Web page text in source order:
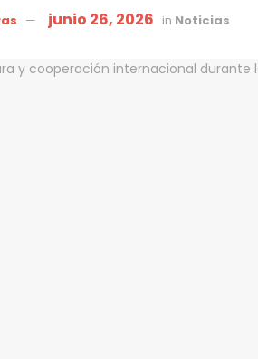
junio 26, 2026 in Noticias